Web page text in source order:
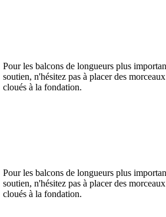
Pour les balcons de longueurs plus
soutien, n'hésitez pas à placer des
cloués à la fondation.
Pour les balcons de longueurs plus
soutien, n'hésitez pas à placer des
cloués à la fondation.